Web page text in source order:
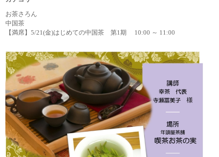
お茶さろん
中国茶
【満席】5/21(金)はじめての中国茶 第1期 10:00 ～ 11:00